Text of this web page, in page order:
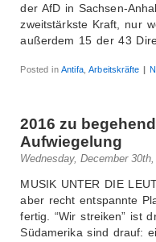
der AfD in Sachsen-
zweitstärkste Kraft, nur
außerdem 15 der 43
Posted inAntifa,Arbeitskräfte |
2016 zu
Aufwiegelung
Wednesday, December
MUSIK UNTER DIE
aber recht entspannte
fertig. “Wir streiken” ist
Südamerika sind drauf: